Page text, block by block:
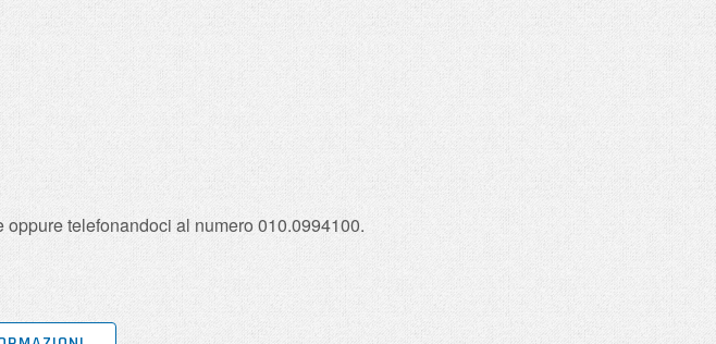
telefonandoci al numero 010.0994100.